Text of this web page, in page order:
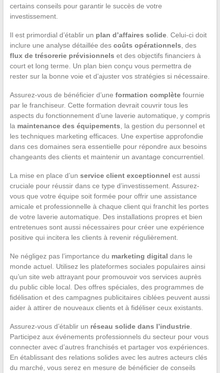
certains conseils pour garantir le succès de votre
investissement.
Il est primordial d’établir un plan d’affaires solide. Celui-ci doit
inclure une analyse détaillée des coûts opérationnels , des
flux de trésorerie prévisionnels et des objectifs financiers à
court et long terme. Un plan bien conçu vous permettra de
rester sur la bonne voie et d’ajuster vos stratégies si nécessaire.
Assurez-vous de bénéficier d’une formation complètefournie
par le franchiseur. Cette formation devrait couvrir tous les
aspects du fonctionnement d’une laverie automatique, y compris
la maintenance des équipements , la gestion du personnel et
les techniques marketing efficaces. Une expertise approfondie
dans ces domaines sera essentielle pour répondre aux besoins
changeants des clients et maintenir un avantage concurrentiel.
La mise en place d’un service client exceptionnel est aussi
cruciale pour réussir dans ce type d’investissement. Assurez-
vous que votre équipe soit formée pour offrir une assistance
amicale et professionnelle à chaque client qui franchit les portes
de votre laverie automatique. Des installations propres et bien
entretenues sont aussi nécessaires pour créer une expérience
positive qui incitera les clients à revenir régulièrement.
Ne négligez pas l’importance du marketing digital dans le
monde actuel. Utilisez les plateformes sociales populaires ainsi
qu’un site web attrayant pour promouvoir vos services auprès
du public cible local. Des offres spéciales, des programmes de
fidélisation et des campagnes publicitaires ciblées peuvent aussi
aider à attirer de nouveaux clients et à fidéliser ceux existants.
Assurez-vous d’établir un réseau solide dans l’industrie.
Participez aux événements professionnels du secteur pour vous
connecter avec d’autres franchisés et partager vos expériences.
En établissant des relations solides avec les autres acteurs clés
du marché, vous serez en mesure de bénéficier de conseils